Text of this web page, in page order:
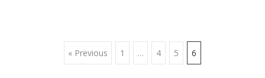
Posts
« Previous 1 … 4 5 6